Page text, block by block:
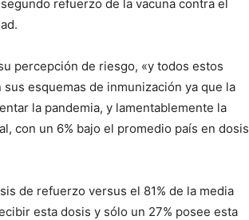
refuerzo de la vacuna contra el
percepción de riesgo, «y todos estos
esquemas de inmunización ya que la
la pandemia, y lamentablemente la
con un 6% bajo el promedio país en dosis
de refuerzo versus el 81% de la media
esta dosis y sólo un 27% posee esta